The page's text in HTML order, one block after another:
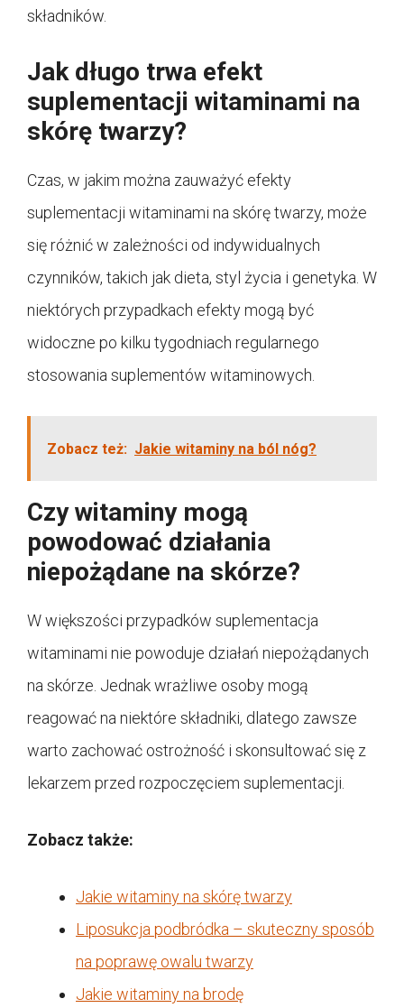
składników.
Jak długo trwa efekt
suplementacji witaminami na
skórę twarzy?
Czas, w jakim można zauważyć efekty
suplementacji witaminami na skórę twarzy, może
się różnić w zależności od indywidualnych
czynników, takich jak dieta, styl życia i genetyka. W
niektórych przypadkach efekty mogą być
widoczne po kilku tygodniach regularnego
stosowania suplementów witaminowych.
Zobacz też: Jakie witaminy na ból nóg?
Czy witaminy mogą
powodować działania
niepożądane na skórze?
W większości przypadków suplementacja
witaminami nie powoduje działań niepożądanych
na skórze. Jednak wrażliwe osoby mogą
reagować na niektóre składniki, dlatego zawsze
warto zachować ostrożność i skonsultować się z
lekarzem przed rozpoczęciem suplementacji.
Zobacz także:
Jakie witaminy na skórę twarzy
Liposukcja podbródka – skuteczny sposób
na poprawę owalu twarzy
Jakie witaminy na brodę